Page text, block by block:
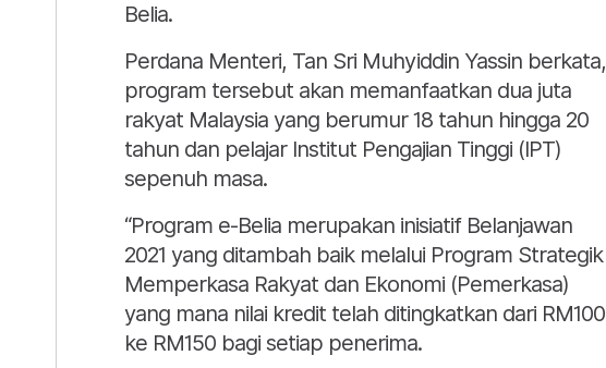
Belia.
Perdana Menteri, Tan Sri Muhyiddin Yassin berkata,
program tersebut akan memanfaatkan dua juta
rakyat Malaysia yang berumur 18 tahun hingga 20
tahun dan pelajar Institut Pengajian Tinggi (IPT)
sepenuh masa.
“Program e-Belia merupakan inisiatif Belanjawan
2021 yang ditambah baik melalui Program Strategik
Memperkasa Rakyat dan Ekonomi (Pemerkasa)
yang mana nilai kredit telah ditingkatkan dari RM100
ke RM150 bagi setiap penerima.